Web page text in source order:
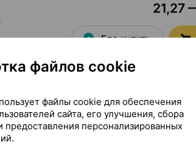
21,27
Где купить
,
115,53
Где купить
файлов cookie
файлы cookie для обеспечения
сайта, его улучшения, сбора
предоставления персонализированных